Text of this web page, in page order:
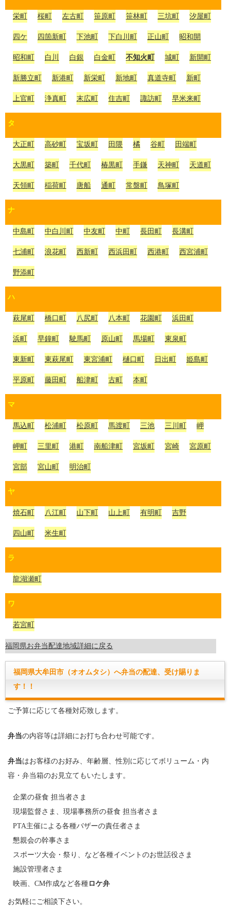
栄町 桜町 左古町 笹原町 笹林町 三坑町 汐屋町
四ケ 四箇新町 下池町 下白川町 正山町 昭和開
昭和町 白川 白銀 白金町 不知火町 城町 新開町
新勝立町 新港町 新栄町 新地町 真道寺町 新町
上官町 浄真町 末広町 住吉町 諏訪町 早米来町
タ
大正町 高砂町 宝坂町 田隈 橘 谷町 田端町
大黒町 築町 千代町 椿黒町 手鎌 天神町 天道町
天領町 稲荷町 唐船 通町 常盤町 鳥塚町
ナ
中島町 中白川町 中友町 中町 長田町 長溝町
七浦町 浪花町 西新町 西浜田町 西港町 西宮浦町
野添町
ハ
萩尾町 橋口町 八尻町 八本町 花園町 浜田町
浜町 早鐘町 駛馬町 原山町 馬場町 東泉町
東新町 東萩尾町 東宮浦町 樋口町 日出町 姫島町
平原町 藤田町 船津町 古町 本町
マ
馬込町 松浦町 松原町 馬渡町 三池 三川町 岬
岬町 三里町 港町 南船津町 宮坂町 宮崎 宮原町
宮部 宮山町 明治町
ヤ
焼石町 八江町 山下町 山上町 有明町 吉野
四山町 米生町
ラ
龍湖瀬町
ワ
若宮町
福岡県お弁当配達地域詳細に戻る
福岡県大牟田市（オオムタシ）へ弁当の配達、受け賜りま
す！！
ご予算に応じて各種対応致します。
弁当の内容等は詳細にお打ち合わせ可能です。
弁当はお客様のお好み、年齢層、性別に応じてボリューム・内
容・弁当箱のお見立てもいたします。
企業の昼食 担当者さま
現場監督さま、現場事務所の昼食 担当者さま
PTA主催による各種バザーの責任者さま
懇親会の幹事さま
スポーツ大会・祭り、など各種イベントのお世話役さま
施設管理者さま
映画、CM作成など各種ロケ弁
お気軽にご相談下さい。